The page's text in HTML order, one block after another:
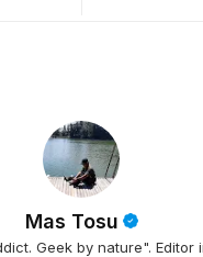
Mas Tosu
Geek by nature". Editor